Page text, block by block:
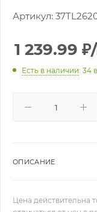
Артикул:
1 239.99 ₽
Есть в наличии: 34
ОПИСАНИЕ
Цена действительна